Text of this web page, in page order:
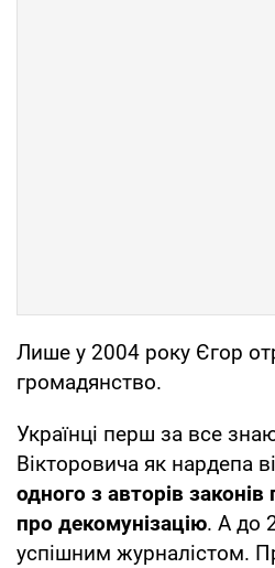
Лише у 2004 року Єгор
громадянство.
Українці перш за все
Вікторовича як нардепа
одного з авторів
про декомунізацію. А до
успішним журналістом.